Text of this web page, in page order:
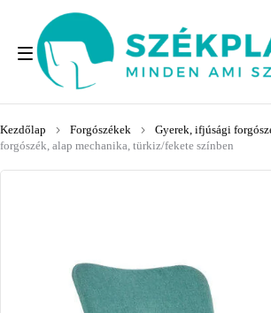
Kezdőlap Forgószékek Gyerek, ifjúsági
forgószék, alap mechanika, türkiz/fekete színben